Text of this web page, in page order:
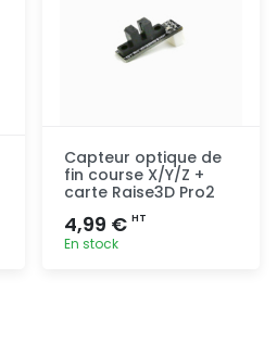
Capteur optique de
fin course X/Y/Z +
carte Raise3D Pro2
4,99 € HT
En stock